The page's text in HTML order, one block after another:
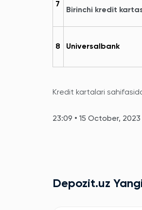
7
Birinchi kredit
8 Universalbank
Kredit kartalari
23:09 • 15 October, 2023
Depozit.uz